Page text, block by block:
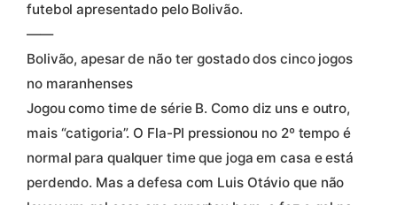
futebol apresentado pelo Bolivão.
——
Bolivão, apesar de não ter gostado dos cinco jogos
no maranhenses
Jogou como time de série B. Como diz uns e outro,
mais “catigoria”. O Fla-PI pressionou no 2º tempo é
normal para qualquer time que joga em casa e está
perdendo. Mas a defesa com Luis Otávio que não